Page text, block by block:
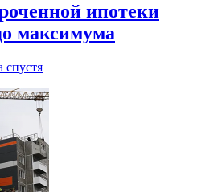
ипотеки
максимума
спустя